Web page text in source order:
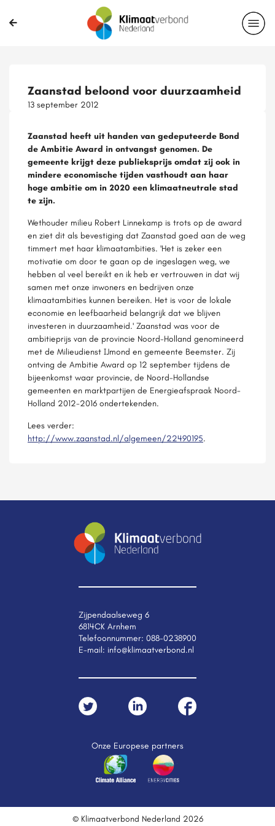
Zaanstad beloond voor duurzaamheid
13 september 2012
Zaanstad heeft uit handen van gedeputeerde Bond
de Ambitie Award in ontvangst genomen. De
gemeente krijgt deze publieksprijs omdat zij ook in
mindere economische tijden vasthoudt aan haar
hoge ambitie om in 2020 een klimaatneutrale stad
te zijn.
Wethouder milieu Robert Linnekamp is trots op de award
en ziet dit als bevestiging dat Zaanstad goed aan de weg
timmert met haar klimaatambities. 'Het is zeker een
motivatie om door te gaan op de ingeslagen weg, we
hebben al veel bereikt en ik heb er vertrouwen in dat wij
samen met onze inwoners en bedrijven onze
klimaatambities kunnen bereiken. Het is voor de lokale
economie en leefbaarheid belangrijk dat we blijven
investeren in duurzaamheid.' Zaanstad was voor de
ambitieprijs van de provincie Noord-Holland genomineerd
met de Milieudienst IJmond en gemeente Beemster. Zij
ontving de Ambitie Award op 12 september tijdens de
bijeenkomst waar provincie, de Noord-Hollandse
gemeenten en marktpartijen de Energieafspraak Noord-
Holland 2012-2016 ondertekenden.
Lees verder:
http://www.zaanstad.nl/algemeen/22490195.
Zijpendaalseweg 6
6814CK Arnhem
Telefoonnummer: 088-0238900
E-mail: info@klimaatverbond.nl
Onze Europese partners
© Klimaatverbond Nederland 2026